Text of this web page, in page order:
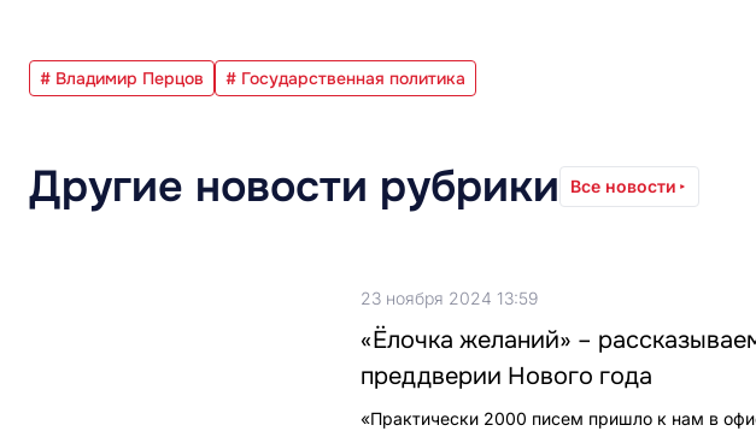
# Владимир Перцов # Государственная политика
Другие новости рубрики Все новости
23 ноября 2024 13:59
«Ёлочка желаний» –
преддверии Нового года
«Практически 2000 писем пришло к нам в